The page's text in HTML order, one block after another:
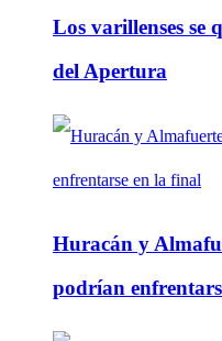
Los varillenses se
del Apertura
Huracán y
podrían